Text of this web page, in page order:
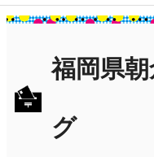
福岡県
グ